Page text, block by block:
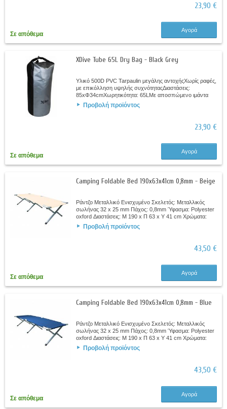
23,90 €
Σε απόθεμα
Αγορά
XDive Tube 65L Dry Bag - Black Grey
Υλικό 500D PVC Tarpaulin μεγάλης αντοχήςΧωρίς ραφές,
με επικόλληση υψηλής συχνότηταςΔιαστάσεις:
85xΦ34cmΧωρητικότητα: 65LΜε αποσπώμενο ιμάντα
ώμουΣτεγανό κλείσιμο Roll – DownΧρώματα: Μαύρο -...
Προβολή προϊόντος
23,90 €
Σε απόθεμα
Αγορά
Camping Foldable Bed 190x63x41cm 0,8mm - Beige
Ράντζο Μεταλλικό Ενισχυμένο Σκελετός: Μεταλλικός
σωλήνας 32 x 25 mm Πάχος: 0,8mm Ύφασμα: Polyester
oxford Διαστάσεις: M 190 x Π 63 x Y 41 cm Χρώματα:
Μπλε, Πράσινο Βάρος: 6,8Kg
Προβολή προϊόντος
43,50 €
Σε απόθεμα
Αγορά
Camping Foldable Bed 190x63x41cm 0,8mm - Blue
Ράντζο Μεταλλικό Ενισχυμένο Σκελετός: Μεταλλικός
σωλήνας 32 x 25 mm Πάχος: 0,8mm Ύφασμα: Polyester
oxford Διαστάσεις: M 190 x Π 63 x Y 41 cm Χρώματα:
Μπλε, Πράσινο Βάρος: 6,8Kg
Προβολή προϊόντος
43,50 €
Σε απόθεμα
Αγορά